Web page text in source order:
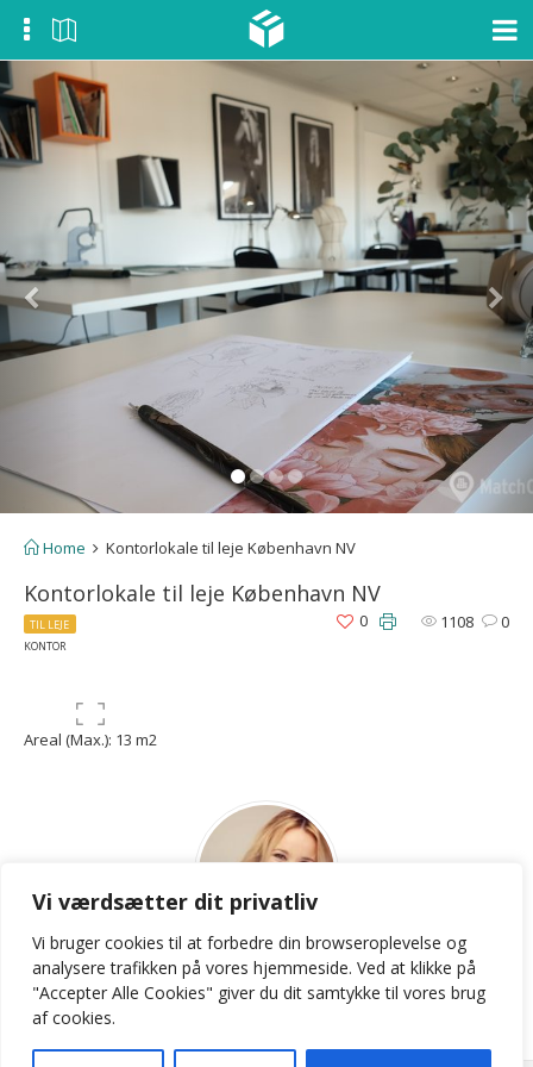
Vi værdsætter dit privatliv
Vi bruger cookies til at forbedre din browseroplevelse og
analysere trafikken på vores hjemmeside. Ved at klikke på
"Accepter Alle Cookies" giver du dit samtykke til vores brug
af cookies.
Home Kontorlokale til leje København NV
Kontorlokale til leje København NV
TIL LEJE
KONTOR
1108 0
0
Areal (Max.): 13 m2
LKB
Contact Agent